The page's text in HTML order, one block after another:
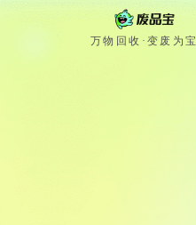
万物回收·变废为宝